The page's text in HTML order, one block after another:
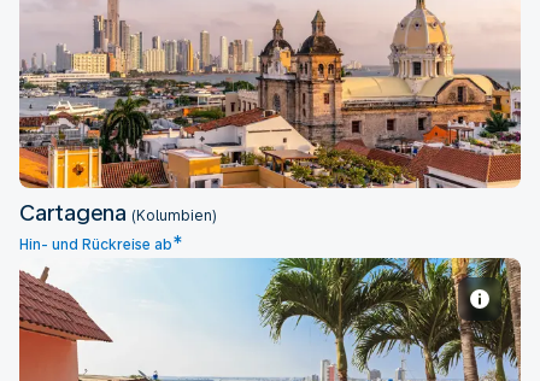
Cartagena
Cartagena (Kolumbien)
Hin- und Rückreise ab*